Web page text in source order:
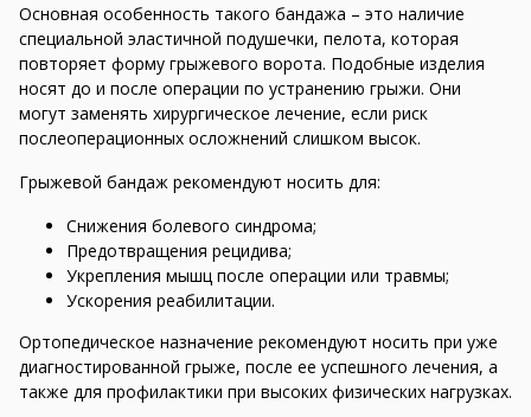
Основная особенность такого бандажа – это наличие
специальной эластичной подушечки, пелота, которая
повторяет форму грыжевого ворота. Подобные изделия
носят до и после операции по устранению грыжи. Они
могут заменять хирургическое лечение, если риск
послеоперационных осложнений слишком высок.
Грыжевой бандаж рекомендуют носить для:
Снижения болевого синдрома;
Предотвращения рецидива;
Укрепления мышц после операции или травмы;
Ускорения реабилитации.
Ортопедическое назначение рекомендуют носить при уже
диагностированной грыже, после ее успешного лечения, а
также для профилактики при высоких физических нагрузках.